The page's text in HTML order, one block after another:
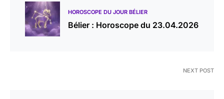
HOROSCOPE DU JOUR BÉLIER
Bélier : Horoscope du 23.04.2026
NEXT POST